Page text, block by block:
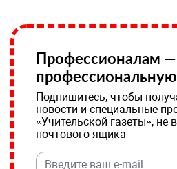
Профессионалам —
Подпишитесь, чтобы
новости и специальные
«Учительской газеты», не
почтового ящика